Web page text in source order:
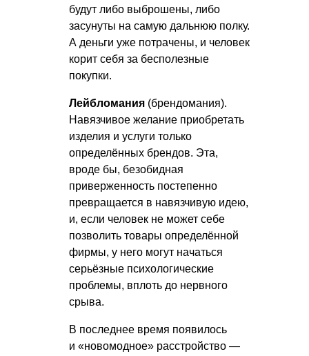
будут либо выброшены, либо
засунуты на самую дальнюю полку.
А деньги уже потрачены, и человек
корит себя за бесполезные
покупки.
Лейбломания (брендомания).
Навязчивое желание приобретать
изделия и услуги только
определённых брендов. Эта,
вроде бы, безобидная
приверженность постепенно
превращается в навязчивую идею,
и, если человек не может себе
позволить товары определённой
фирмы, у него могут начаться
серьёзные психологические
проблемы, вплоть до нервного
срыва.
В последнее время появилось
и «новомодное» расстройство —